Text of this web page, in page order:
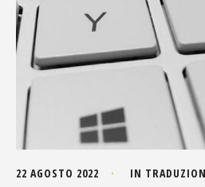
22 AGOSTO 2022 IN